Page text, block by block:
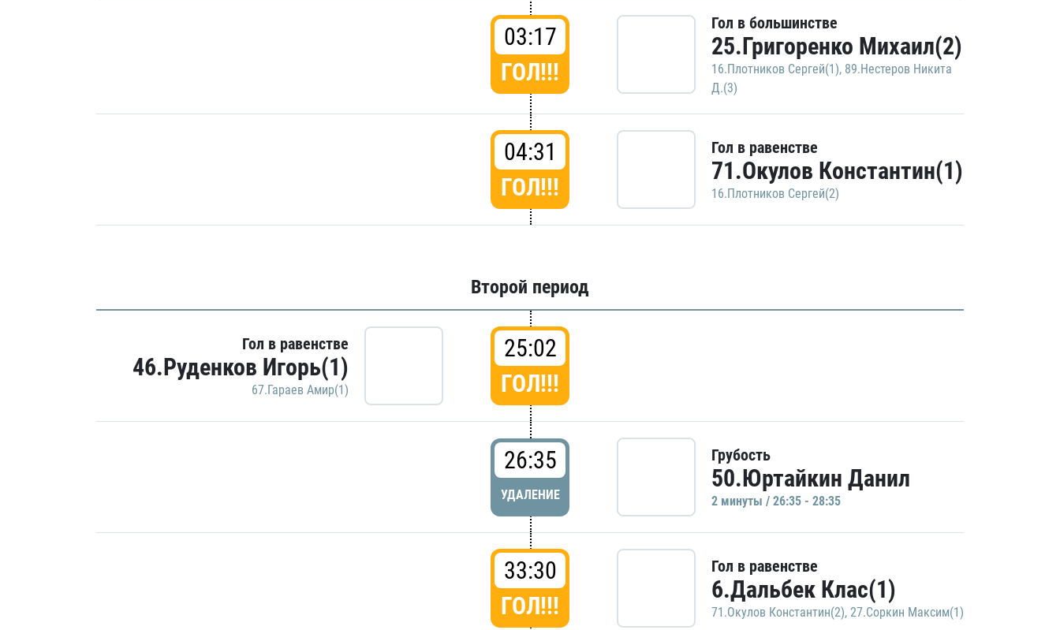
03:17
ГОЛ!!!
Гол в большинстве
25.Григоренко Михаил(2)
16.Плотников Сергей(1), 89.Нестеров Никита
Д.(3)
04:31
ГОЛ!!!
Гол в равенстве
71.Окулов Константин(1)
16.Плотников Сергей(2)
Второй период
Гол в равенстве
46.Руденков Игорь(1)
67.Гараев Амир(1)
25:02
ГОЛ!!!
26:35
УДАЛЕНИЕ
Грубость
50.Юртайкин Данил
2 минуты / 26:35 - 28:35
33:30
ГОЛ!!!
Гол в равенстве
6.Дальбек Клас(1)
71.Окулов Константин(2), 27.Соркин Максим(1)